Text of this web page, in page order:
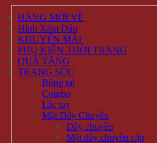
HÀNG MỚI VỀ
Hình Xăm Dán
KHUYẾN MÃI
PHỤ KIỆN THỜI TRANG
QUÀ TẶNG
TRANG SỨC
Bông tai
Combo
Lắc tay
Mặt Dây Chuyền
Dây chuyền
Mặt dây chuyền cặp